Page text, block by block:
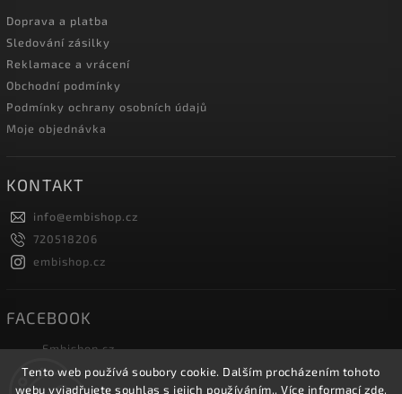
Tento web používá soubory cookie. Dalším procházením tohoto
webu vyjadřujete souhlas s jejich používáním.. Více informacízde.
Doprava a platba
Sledování zásilky
Reklamace a vrácení
Obchodní podmínky
Podmínky ochrany osobních údajů
Moje objednávka
KONTAKT
info@embishop.cz
720518206
embishop.cz
FACEBOOK
Embishop.cz